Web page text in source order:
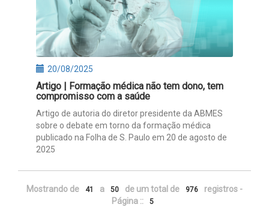
20/08/2025
Artigo | Formação médica não tem dono, tem
compromisso com a saúde
Artigo de autoria do diretor presidente da ABMES
sobre o debate em torno da formação médica
publicado na Folha de S. Paulo em 20 de agosto de
2025
Mostrando de 41 a 50 de um total de 976
registros -
Página ::
5